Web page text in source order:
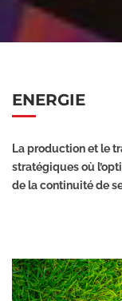
ENERGIE
La production et le
stratégiques où
de la continuité de